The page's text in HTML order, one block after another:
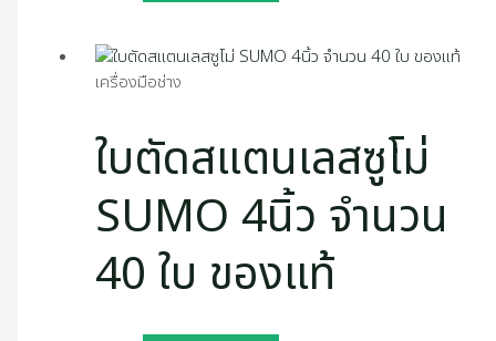
เครื่องมือช่าง
ใบตัดสแตนเลสซูโม่
SUMO 4นิ้ว จำนวน
40 ใบ ของแท้